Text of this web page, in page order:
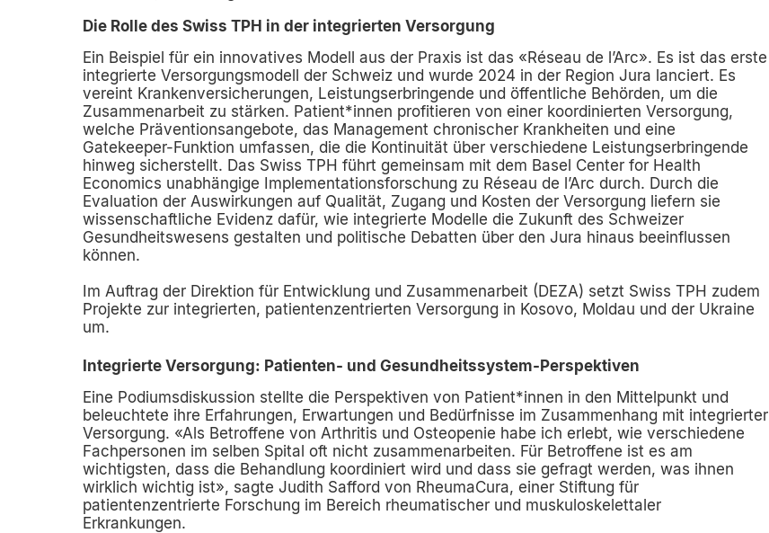
Die Rolle des Swiss TPH in der integrierten Versorgung
Ein Beispiel für ein innovatives Modell aus der Praxis ist das «Réseau de l’Arc». Es ist das erste
integrierte Versorgungsmodell der Schweiz und wurde 2024 in der Region Jura lanciert. Es
vereint Krankenversicherungen, Leistungserbringende und öffentliche Behörden, um die
Zusammenarbeit zu stärken. Patient*innen profitieren von einer koordinierten Versorgung,
welche Präventionsangebote, das Management chronischer Krankheiten und eine
Gatekeeper-Funktion umfassen, die die Kontinuität über verschiedene Leistungserbringende
hinweg sicherstellt. Das Swiss TPH führt gemeinsam mit dem Basel Center for Health
Economics unabhängige Implementationsforschung zu Réseau de l’Arc durch. Durch die
Evaluation der Auswirkungen auf Qualität, Zugang und Kosten der Versorgung liefern sie
wissenschaftliche Evidenz dafür, wie integrierte Modelle die Zukunft des Schweizer
Gesundheitswesens gestalten und politische Debatten über den Jura hinaus beeinflussen
können.
Im Auftrag der Direktion für Entwicklung und Zusammenarbeit (DEZA) setzt Swiss TPH zudem
Projekte zur integrierten, patientenzentrierten Versorgung in Kosovo, Moldau und der Ukraine
um.
Integrierte Versorgung: Patienten- und Gesundheitssystem-Perspektiven
Eine Podiumsdiskussion stellte die Perspektiven von Patient*innen in den Mittelpunkt und
beleuchtete ihre Erfahrungen, Erwartungen und Bedürfnisse im Zusammenhang mit integrierter
Versorgung. «Als Betroffene von Arthritis und Osteopenie habe ich erlebt, wie verschiedene
Fachpersonen im selben Spital oft nicht zusammenarbeiten. Für Betroffene ist es am
wichtigsten, dass die Behandlung koordiniert wird und dass sie gefragt werden, was ihnen
wirklich wichtig ist», sagte Judith Safford von RheumaCura, einer Stiftung für
patientenzentrierte Forschung im Bereich rheumatischer und muskuloskelettaler
Erkrankungen.